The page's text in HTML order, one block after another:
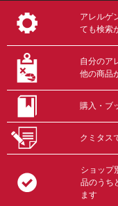
アレルゲ
ても検索
自分のア
他の商品
購入・ブ
クミタス
ショップ
品のうち
ます